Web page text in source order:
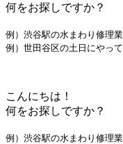
何をお探しですか？
例）渋谷駅の水まわり修理
例）世田谷区の土日にやっ
こんにちは！
何をお探しですか？
例）渋谷駅の水まわり修理